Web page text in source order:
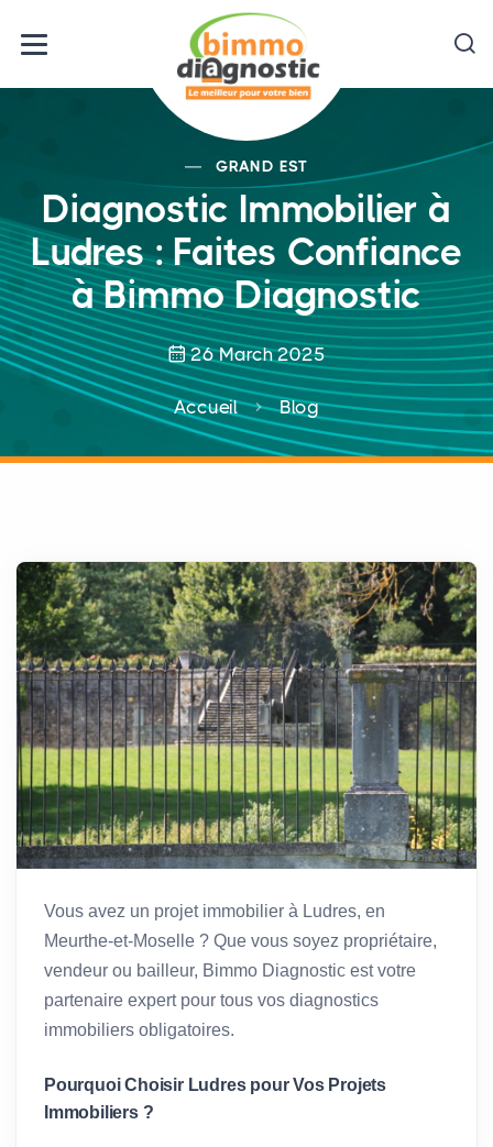
GRAND EST
Diagnostic Immobilier à
Ludres : Faites Confiance
à Bimmo Diagnostic
26 March 2025
Accueil Blog
Vous avez un projet immobilier à Ludres, en
Meurthe-et-Moselle ? Que vous soyez propriétaire,
vendeur ou bailleur, Bimmo Diagnostic est votre
partenaire expert pour tous vos diagnostics
immobiliers obligatoires.
Pourquoi Choisir Ludres pour Vos Projets
Immobiliers ?